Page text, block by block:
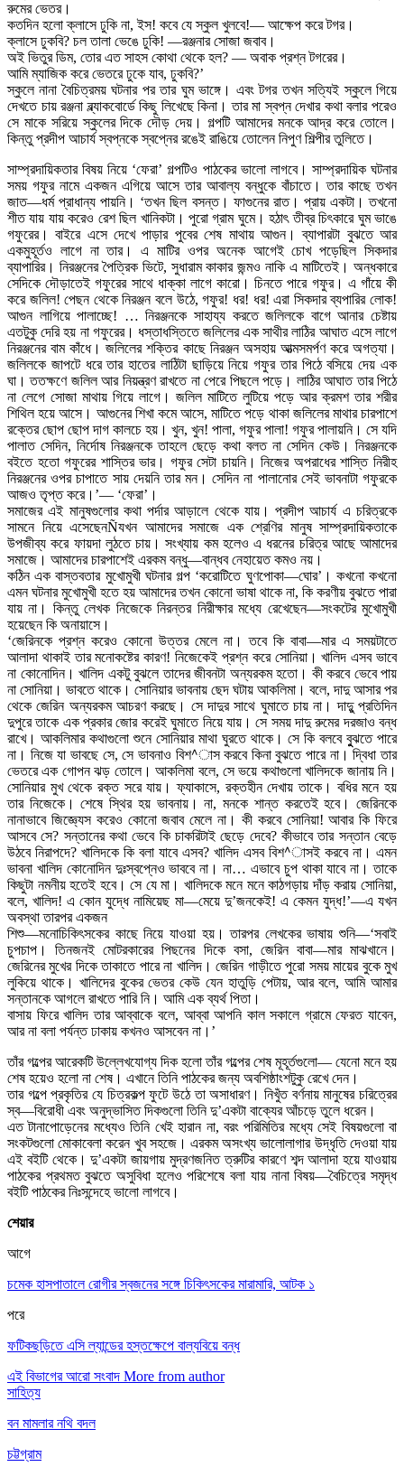
রুমের ভেতর।
কতদিন হলো ক্লাসে ঢুকি না, ইস! কবে যে স্কুল খুলবে!— আক্ষেপ করে টগর।
ক্লাসে ঢুকবি? চল তালা ভেঙে ঢুকি! —রঞ্জনার সোজা জবাব।
অই ভিতুর ডিম, তোর এত সাহস কোথা থেকে হল? — অবাক প্রশ্ন টগরের।
আমি ম্যাজিক করে ভেতরে ঢুকে যাব, ঢুকবি?’
স্কুলে নানা বৈচিত্রময় ঘটনার পর তার ঘুম ভাঙ্গে। এবং টগর তখন সত্যিই স্কুলে গিয়ে
দেখতে চায় রঞ্জনা ব্ল্যাকবোর্ডে কিছু লিখেছে কিনা। তার মা স্বপ্ন দেখার কথা বলার পরেও
সে মাকে সরিয়ে স্কুলের দিকে দৌড় দেয়। গল্পটি আমাদের মনকে আদ্র করে তোলে।
কিন্তু প্রদীপ আচার্য স্বপ্নকে স্বপ্নের রঙেই রাঙিয়ে তোলেন নিপুণ শিল্পীর তুলিতে।
সাম্প্রদায়িকতার বিষয় নিয়ে ‘ফেরা’ গল্পটিও পাঠকের ভালো লাগবে। সাম্প্রদায়িক ঘটনার
সময় গফুর নামে একজন এগিয়ে আসে তার আবাল্য বন্ধুকে বাঁচাতে। তার কাছে তখন
জাত—ধর্ম প্রাধান্য পায়নি। ‘তখন ছিল বসন্ত। ফাগুনের রাত। প্রায় একটা। তখনো
শীত যায় যায় করেও রেশ ছিল খানিকটা। পুরো গ্রাম ঘুমে। হঠাৎ তীব্র চিৎকারে ঘুম ভাঙে
গফুরের। বাইরে এসে দেখে পাড়ার পুবের শেষ মাথায় আগুন। ব্যাপারটা বুঝতে আর
একমুহূর্তও লাগে না তার। এ মাটির ওপর অনেক আগেই চোখ পড়েছিল সিকদার
ব্যাপারির। নিরঞ্জনের পৈত্রিক ভিটে, সুধারাম কাকার জন্মও নাকি এ মাটিতেই। অন্ধকারে
সেদিকে দৌড়াতেই গফুরের সাথে ধাক্কা লাগে কারো। চিনতে পারে গফুর। এ গাঁয়ে কী
করে জলিল! পেছন থেকে নিরঞ্জন বলে উঠে, গফুর! ধর! ধর! এরা সিকদার ব্যপারির লোক!
আগুন লাগিয়ে পালাচ্ছে! … নিরঞ্জনকে সাহায্য করতে জলিলকে বাগে আনার চেষ্টায়
এতটুকু দেরি হয় না গফুরের। ধস্তাধস্তিতে জলিলের এক সাথীর লাঠির আঘাত এসে লাগে
নিরঞ্জনের বাম কাঁধে। জলিলের শক্তির কাছে নিরঞ্জন অসহায় আত্মসমর্পণ করে অগত্যা।
জলিলকে জাপটে ধরে তার হাতের লাঠিটা ছাড়িয়ে নিয়ে গফুর তার পিঠে বসিয়ে দেয় এক
ঘা। ততক্ষণে জলিল আর নিয়ন্ত্রণ রাখতে না পেরে পিছলে পড়ে। লাঠির আঘাত তার পিঠে
না লেগে সোজা মাথায় গিয়ে লাগে। জলিল মাটিতে লুটিয়ে পড়ে আর ক্রমশ তার শরীর
শিথিল হয়ে আসে। আগুনের শিখা কমে আসে, মাটিতে পড়ে থাকা জলিলের মাথার চারপাশে
রক্তের ছোপ ছোপ দাগ কালচে হয়। খুন, খুন! পালা, গফুর পালা! গফুর পালায়নি। সে যদি
পালাত সেদিন, নির্দোষ নিরঞ্জনকে তাহলে ছেড়ে কথা বলত না সেদিন কেউ। নিরঞ্জনকে
বইতে হতো গফুরের শাস্তির ভার। গফুর সেটা চায়নি। নিজের অপরাধের শাস্তি নিরীহ
নিরঞ্জনের ওপর চাপাতে সায় দেয়নি তার মন। সেদিন না পালানোর সেই ভাবনাটা গফুরকে
আজও তৃপ্ত করে।’— ‘ফেরা’।
সমাজের এই মানুষগুলোর কথা পর্দার আড়ালে থেকে যায়। প্রদীপ আচার্য এ চরিত্রকে
সামনে নিয়ে এসেছেনÑযখন আমাদের সমাজে এক শ্রেণির মানুষ সাম্প্রদায়িকতাকে
উপজীব্য করে ফায়দা লুঠতে চায়। সংখ্যায় কম হলেও এ ধরনের চরিত্র আছে আমাদের
সমাজে। আমাদের চারপাশেই এরকম বন্ধু—বান্ধব নেহায়েত কমও নয়।
কঠিন এক বাস্তবতার মুখোমুখী ঘটনার গল্প ‘করোটিতে ঘুণপোকা—ঘোর’। কখনো কখনো
এমন ঘটনার মুখোমুখী হতে হয় আমাদের তখন কোনো ভাষা থাকে না, কি করণীয় বুঝতে পারা
যায় না। কিন্তু লেখক নিজেকে নিরন্তর নিরীক্ষার মধ্যে রেখেছেন—সংকটের মুখোমুখী
হয়েছেন কি অনায়াসে।
‘জেরিনকে প্রশ্ন করেও কোনো উত্তর মেলে না। তবে কি বাবা—মার এ সময়টাতে
আলাদা থাকাই তার মনোকষ্টের কারণ! নিজেকেই প্রশ্ন করে সোনিয়া। খালিদ এসব ভাবে
না কোনোদিন। খালিদ একটু বুঝলে তাদের জীবনটা অন্যরকম হতো। কী করবে ভেবে পায়
না সোনিয়া। ভাবতে থাকে। সোনিয়ার ভাবনায় ছেদ ঘটায় আকলিমা। বলে, দাদু আসার পর
থেকে জেরিন অন্যরকম আচরণ করছে। সে দাদুর সাথে ঘুমাতে চায় না। দাদুু প্রতিদিন
দুপুরে তাকে এক প্রকার জোর করেই ঘুমাতে নিয়ে যায়। সে সময় দাদু রুমের দরজাও বন্ধ
রাখে। আকলিমার কথাগুলো শুনে সোনিয়ার মাথা ঘুরতে থাকে। সে কি বলবে বুুঝতে পারে
না। নিজে যা ভাবছে সে, সে ভাবনাও বিশ^াস করবে কিনা বুঝতে পারে না। দ্বিধা তার
ভেতরে এক গোপন ঝড় তোলে। আকলিমা বলে, সে ভয়ে কথাগুলো খালিদকে জানায় নি।
সোনিয়ার মুখ থেকে রক্ত সরে যায়। ফ্যাকাসে, রক্তহীন দেখায় তাকে। বধির মনে হয়
তার নিজেকে। শেষে স্থির হয় ভাবনায়। না, মনকে শান্ত করতেই হবে। জেরিনকে
নানাভাবে জিজ্ঞে্যস করেও কোনো জবাব মেলে না। কী করবে সোনিয়া! আবার কি ফিরে
আসবে সে? সন্তানের কথা ভেবে কি চাকরিটাই ছেড়ে দেবে? কীভাবে তার সন্তান বেড়ে
উঠবে নিরাপদে? খালিদকে কি বলা যাবে এসব? খালিদ এসব বিশ^াসই করবে না। এমন
ভাবনা খালিদ কোনোদিন দুঃস্বপ্নেও ভাববে না। না… এভাবে চুপ থাকা যাবে না। তাকে
কিছুটা নমনীয় হতেই হবে। সে যে মা। খালিদকে মনে মনে কাঠগড়ায় দাঁড় করায় সোনিয়া,
বলে, খালিদ! এ কোন যুদ্ধে নামিয়েছ মা—মেয়ে দু’জনকেই! এ কেমন যুদ্ধ!’—এ যখন
অবস্থা তারপর একজন
শিশু—মনোচিকিৎসকের কাছে নিয়ে যাওয়া হয়। তারপর লেখকের ভাষায় শুনি—‘সবাই
চুপচাপ। তিনজনই মোটরকারের পিছনের দিকে বসা, জেরিন বাবা—মার মাঝখানে।
জেরিনের মুখের দিকে তাকাতে পারে না খালিদ। জেরিন গাড়ীতে পুরো সময় মায়ের বুকে মুখ
লুকিয়ে থাকে। খালিদের বুকের ভেতর কেউ যেন হাতুড়ি পেটায়, আর বলে, আমি আমার
সন্তানকে আগলে রাখতে পারি নি। আমি এক ব্যর্থ পিতা।
বাসায় ফিরে খালিদ তার আব্বাকে বলে, আব্বা আপনি কাল সকালে গ্রামে ফেরত যাবেন,
আর না বলা পর্যন্ত ঢাকায় কখনও আসবেন না।’
তাঁর গল্পের আরেকটি উল্লেখযোগ্য দিক হলো তাঁর গল্পের শেষ মূহূর্তগুলো— যেনো মনে হয়
শেষ হয়েও হলো না শেষ। এখানে তিনি পাঠকের জন্য অবশিষ্ঠাংশটুকু রেখে দেন।
তার গল্পে প্রকৃতির যে চিত্রকল্প ফুটে উঠে তা অসাধারণ। নিখুঁত বর্ণনায় মানুষের চরিত্রের
স্ব—বিরোধী এবং অনুদ্ভাসিত দিকগুলো তিনি দু’একটা বাক্যের আঁচড়ে তুলে ধরেন।
এত টানাপোড়েনের মধ্যেও তিনি খেই হারান না, বরং পরিমিতির মধ্যে সেই বিষয়গুলো বা
সংকটগুলো মোকাবেলা করেন খুব সহজে। এরকম অসংখ্য ভালোলাগার উদ্ধৃতি দেওয়া যায়
এই বইটি থেকে। দু’একটা জায়গায় মুদ্রণজনিত ত্রুটির কারণে শব্দ আলাদা হয়ে যাওয়ায়
পাঠকের প্রথমত বুঝতে অসুবিধা হলেও পরিশেষে বলা যায় নানা বিষয়—বৈচিত্রে সমৃদ্ধ
বইটি পাঠকের নিঃসন্দেহে ভালো লাগবে।
শেয়ার
আগে
চমেক হাসপাতালে রোগীর স্বজনের সঙ্গে চিকিৎসকের মারামারি, আটক ১
পরে
ফটিকছড়িতে এসি ল্যান্ডের হস্তক্ষেপে বাল্যবিয়ে বন্ধ
এই বিভাগের আরো সংবাদ More from author
সাহিত্য
বন মামলার নথি বদল
চট্টগ্রাম